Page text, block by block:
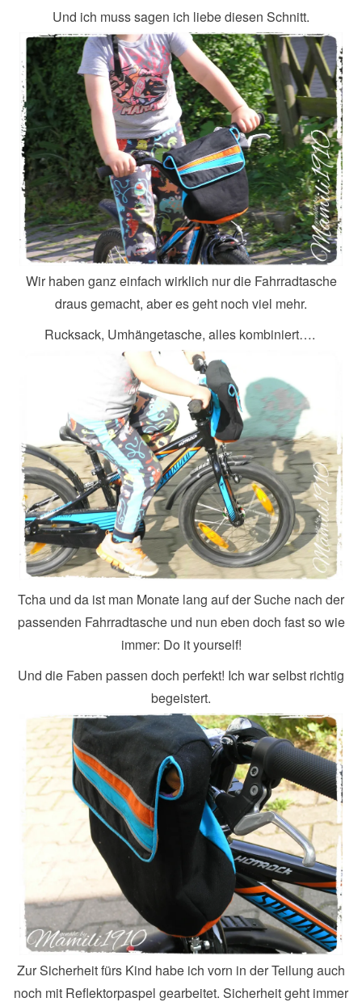
Und ich muss sagen ich liebe diesen Schnitt.
Wir haben ganz einfach wirklich nur die Fahrradtasche
draus gemacht, aber es geht noch viel mehr.
Rucksack, Umhängetasche, alles kombiniert….
Tcha und da ist man Monate lang auf der Suche nach der
passenden Fahrradtasche und nun eben doch fast so wie
immer: Do it yourself!
Und die Faben passen doch perfekt! Ich war selbst richtig
begeistert.
Zur Sicherheit fürs Kind habe ich vorn in der Teilung auch
noch mit Reflektorpaspel gearbeitet. Sicherheit geht immer